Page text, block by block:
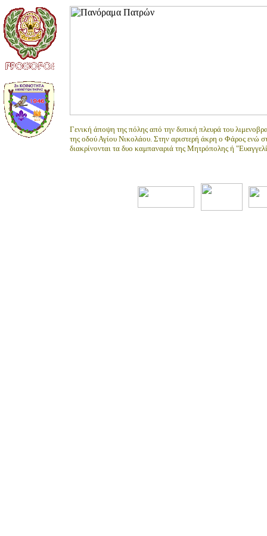
Γενική άποψη της πόλης από την δυτική πλευρά του
της οδού Αγίου Νικολάου. Στην αριστερή άκρη ο Φάρος ενώ
διακρίνονται τα δυο καμπαναριά της Μητρόπολης ή